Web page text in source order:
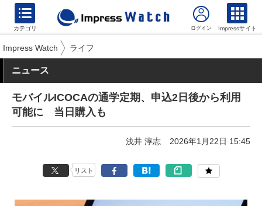
カテゴリ Impressサイト
Impress Watch ライフ
ニュース
モバイルICOCAの通学定期、申込2日後から利用
可能に 当日購入も
浅井 淳志 2026年1月22日 15:45
リスト